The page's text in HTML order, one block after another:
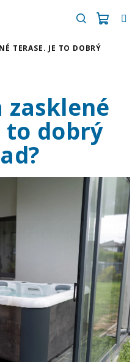
TERASE. JE TO DOBRÝ
to dobrý